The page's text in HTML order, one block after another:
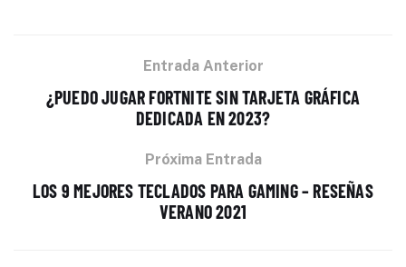
Entrada Anterior
¿PUEDO JUGAR FORTNITE SIN TARJETA GRÁFICA
DEDICADA EN 2023?
Próxima Entrada
LOS 9 MEJORES TECLADOS PARA GAMING – RESEÑAS
VERANO 2021